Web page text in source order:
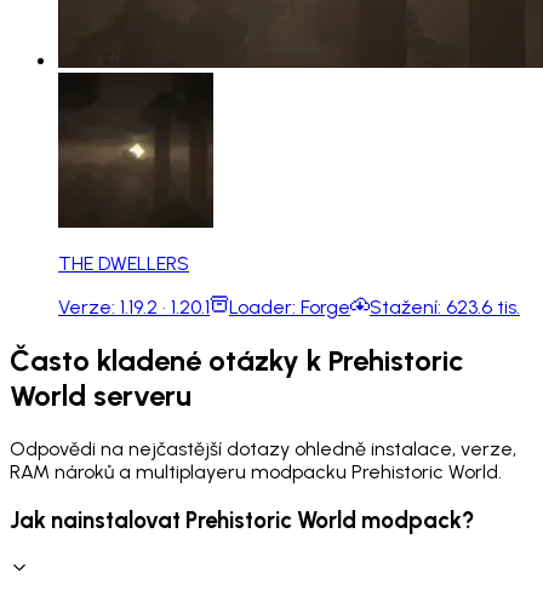
THE DWELLERS
Verze: 1.19.2 · 1.20.1 Loader: Forge Stažení: 623.6 tis.
Často kladené otázky k Prehistoric
World serveru
Odpovědi na nejčastější dotazy ohledně instalace, verze,
RAM nároků a multiplayeru modpacku Prehistoric World.
Jak nainstalovat Prehistoric World modpack?